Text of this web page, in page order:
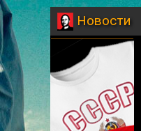
Новости